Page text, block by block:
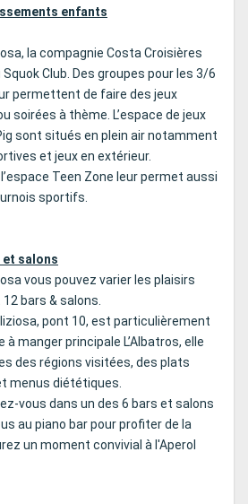
enfants
la compagnie Costa Croisières
Club. Des groupes pour les 3/6
permettent de faire des jeux
soirées à thème. L’espace de jeux
sont situés en plein air notamment
et jeux en extérieur.
Teen Zone leur permet aussi
sportifs.
salons
vous pouvez varier les plaisirs
bars & salons.
pont 10, est particulièrement
à manger principale L’Albatros, elle
des régions visitées, des plats
menus diététiques.
vous dans un des 6 bars et salons
au piano bar pour profiter de la
un moment convivial à l'Aperol